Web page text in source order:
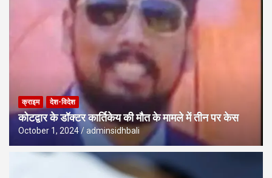
क्राइम देश-विदेश
कोटद्वार के डॉक्टर कार्तिकेय की मौत के मामले में तीन पर केस
October 1, 2024 adminsidhbali